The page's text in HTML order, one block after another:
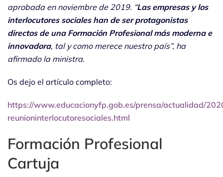
aprobada en noviembre de 2019. “Las empresas y los
interlocutores sociales han de ser protagonistas
directos de una Formación Profesional más moderna e
innovadora, tal y como merece nuestro país”, ha
afirmado la ministra.
Os dejo el artículo completo:
https://www.educacionyfp.gob.es/prensa/actualidad/
reunioninterlocutoresociales.html
Formación Profesional
Cartuja